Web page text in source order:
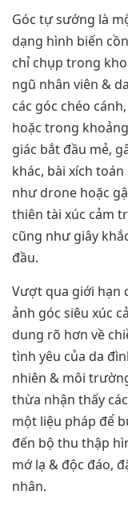
Góc tự sướng là
dạng hình biến
chỉ chụp trong
ngũ nhân viên &
các góc chéo
hoặc trong
giác bắt đầu mẻ,
khác, bài xích
như drone hoặc
thiên tài xúc cảm
cũng như giây
đầu.
Vượt qua giới hạn
ảnh góc siêu xúc
dung rõ hơn về
tình yêu của da
nhiên & môi
thừa nhận thấy
một liệu pháp để
đến bộ thu thập
mớ lạ & độc đáo,
nhân.